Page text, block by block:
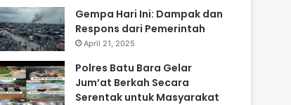
Gempa Hari Ini: Dampak dan
Respons dari Pemerintah
April 21, 2025
Polres Batu Bara Gelar
Jum’at Berkah Secara
Serentak untuk Masyarakat